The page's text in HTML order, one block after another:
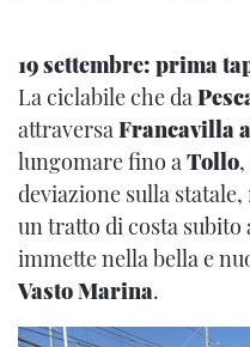
19 settembre: prima
La ciclabile che da
attraversa Francavilla
lungomare fino a Tollo
deviazione sulla
un tratto di costa subito
immette nella bella e
Vasto Marina.